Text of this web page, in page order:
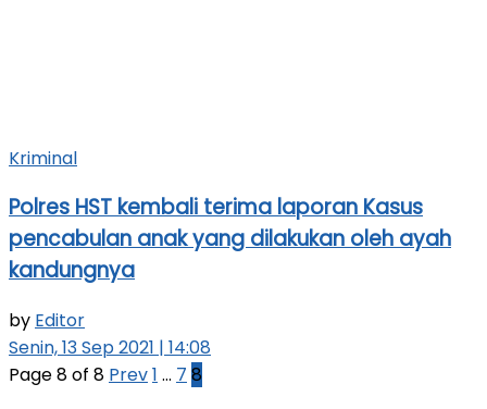
Kriminal
Polres HST kembali terima laporan Kasus
pencabulan anak yang dilakukan oleh ayah
kandungnya
by Editor
Senin, 13 Sep 2021 | 14:08
Page 8 of 8 Prev1 … 7 8